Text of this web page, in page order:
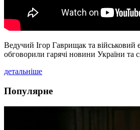
Ведучий Ігор Гаврищак та військовий
обговорили гарячі новини України та
детальніше
Популярне